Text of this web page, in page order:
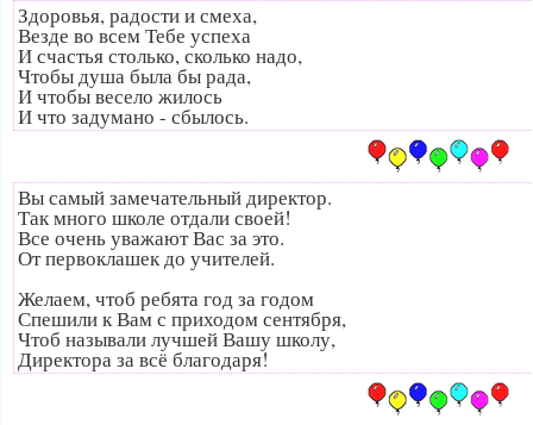
Здоровья, радости и смеха,
Везде во всем Тебе успеха
И счастья столько, сколько надо,
Чтобы душа была бы рада,
И чтобы весело жилось
И что задумано - сбылось.
Вы самый замечательный директор.
Так много школе отдали своей!
Все очень уважают Вас за это.
От первоклашек до учителей.
Желаем, чтоб ребята год за годом
Спешили к Вам с приходом сентября,
Чтоб называли лучшей Вашу школу,
Директора за всё благодаря!